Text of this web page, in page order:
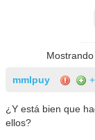
mmlpuy
¿Y está bien que
ellos?